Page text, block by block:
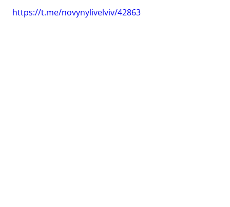
https://t.me/novynylivelviv/42863